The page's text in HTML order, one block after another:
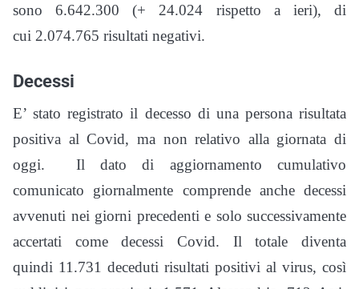
sono 6.642.300 (+ 24.024 rispetto a ieri), di
cui 2.074.765 risultati negativi.
Decessi
E’ stato registrato il decesso di una persona risultata
positiva al Covid, ma non relativo alla giornata di
oggi. Il dato di aggiornamento cumulativo
comunicato giornalmente comprende anche decessi
avvenuti nei giorni precedenti e solo successivamente
accertati come decessi Covid. Il totale diventa
quindi 11.731 deceduti risultati positivi al virus, così